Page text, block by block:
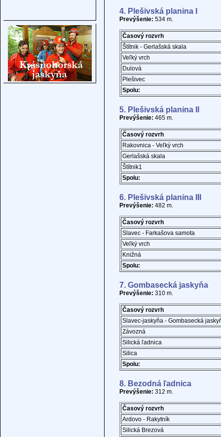
4. Plešivská planina I
Prevýšenie: 534 m.
Časový rozvrh
Štítnik - Gerlašská skala
Veľký vrch
Dulová
Plešivec
Spolu:
5. Plešivská planina II
Prevýšenie: 465 m.
Časový rozvrh
Rakovnica - Veľký vrch
Gerlašská skala
Štítnik1
Spolu:
6. Plešivská planina III
Prevýšenie: 482 m.
Časový rozvrh
Slavec - Farkašova samota
Veľký vrch
Knižná
Spolu:
7. Gombasecká jaskyňa
Prevýšenie: 310 m.
Časový rozvrh
Slavec-jaskyňa - Gombasecká
Závozná
Silická ľadnica
Silica
Spolu:
8. Bezodná ľadnica
Prevýšenie: 312 m.
Časový rozvrh
Ardovo - Rakytník
Silická Brezová